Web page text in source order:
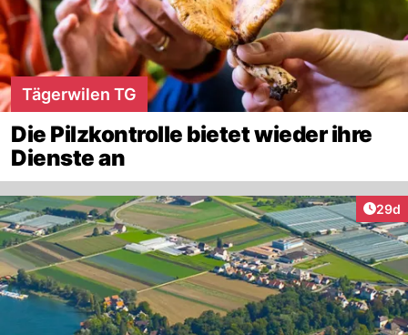
Tägerwilen TG
Die Pilzkontrolle bietet wieder ihre
Dienste an
29d